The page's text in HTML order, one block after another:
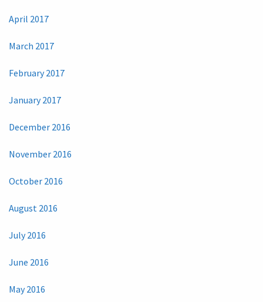
April 2017
March 2017
February 2017
January 2017
December 2016
November 2016
October 2016
August 2016
July 2016
June 2016
May 2016